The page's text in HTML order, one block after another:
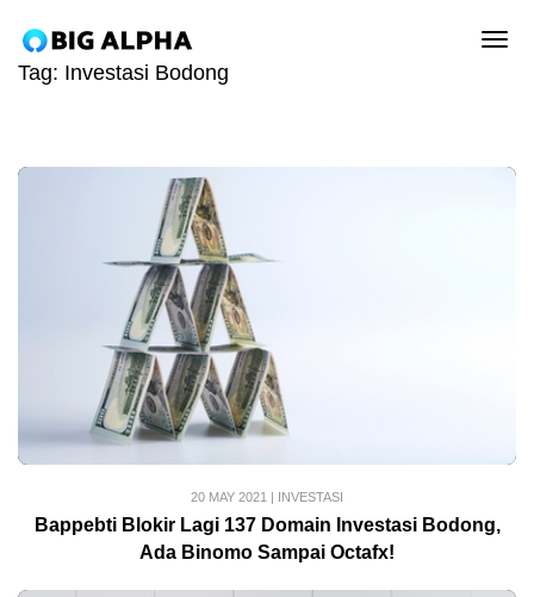
Tag: Investasi Bodong
20 MAY 2021 | INVESTASI
Bappebti Blokir Lagi 137 Domain Investasi Bodong,
Ada Binomo Sampai Octafx!